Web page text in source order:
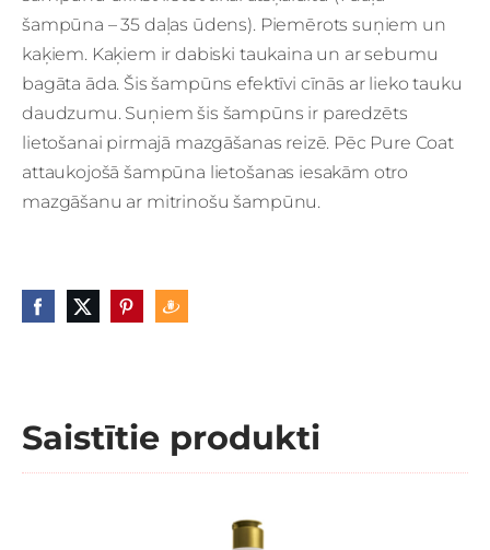
šampūna – 35 daļas ūdens). Piemērots suņiem un
kaķiem. Kaķiem ir dabiski taukaina un ar sebumu
bagāta āda. Šis šampūns efektīvi cīnās ar lieko tauku
daudzumu. Suņiem šis šampūns ir paredzēts
lietošanai pirmajā mazgāšanas reizē. Pēc Pure Coat
attaukojošā šampūna lietošanas iesakām otro
mazgāšanu ar mitrinošu šampūnu.
Saistītie produkti